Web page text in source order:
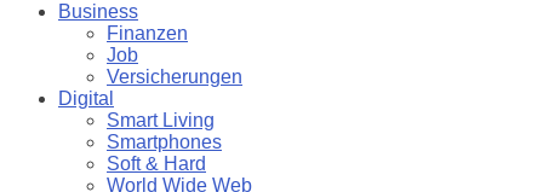
Business
Finanzen
Job
Versicherungen
Digital
Smart Living
Smartphones
Soft & Hard
World Wide Web